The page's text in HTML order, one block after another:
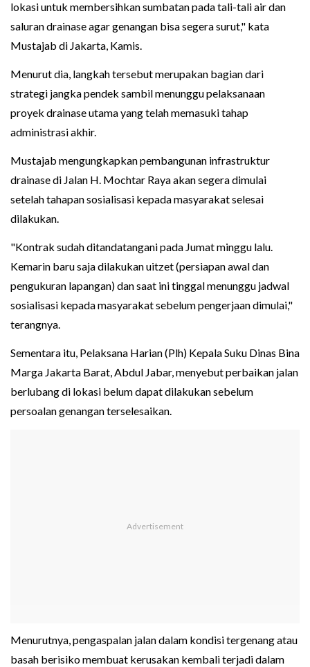
lokasi untuk membersihkan sumbatan pada tali-tali air dan
saluran drainase agar genangan bisa segera surut," kata
Mustajab di Jakarta, Kamis.
Menurut dia, langkah tersebut merupakan bagian dari
strategi jangka pendek sambil menunggu pelaksanaan
proyek drainase utama yang telah memasuki tahap
administrasi akhir.
Mustajab mengungkapkan pembangunan infrastruktur
drainase di Jalan H. Mochtar Raya akan segera dimulai
setelah tahapan sosialisasi kepada masyarakat selesai
dilakukan.
"Kontrak sudah ditandatangani pada Jumat minggu lalu.
Kemarin baru saja dilakukan uitzet (persiapan awal dan
pengukuran lapangan) dan saat ini tinggal menunggu jadwal
sosialisasi kepada masyarakat sebelum pengerjaan dimulai,"
terangnya.
Sementara itu, Pelaksana Harian (Plh) Kepala Suku Dinas Bina
Marga Jakarta Barat, Abdul Jabar, menyebut perbaikan jalan
berlubang di lokasi belum dapat dilakukan sebelum
persoalan genangan terselesaikan.
Menurutnya, pengaspalan jalan dalam kondisi tergenang atau
basah berisiko membuat kerusakan kembali terjadi dalam